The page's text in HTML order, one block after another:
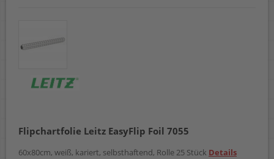
Flipchartfolie Leitz EasyFlip Foil 7055
60x80cm, weiß, kariert, selbsthaftend, Rolle 25 Stück Details